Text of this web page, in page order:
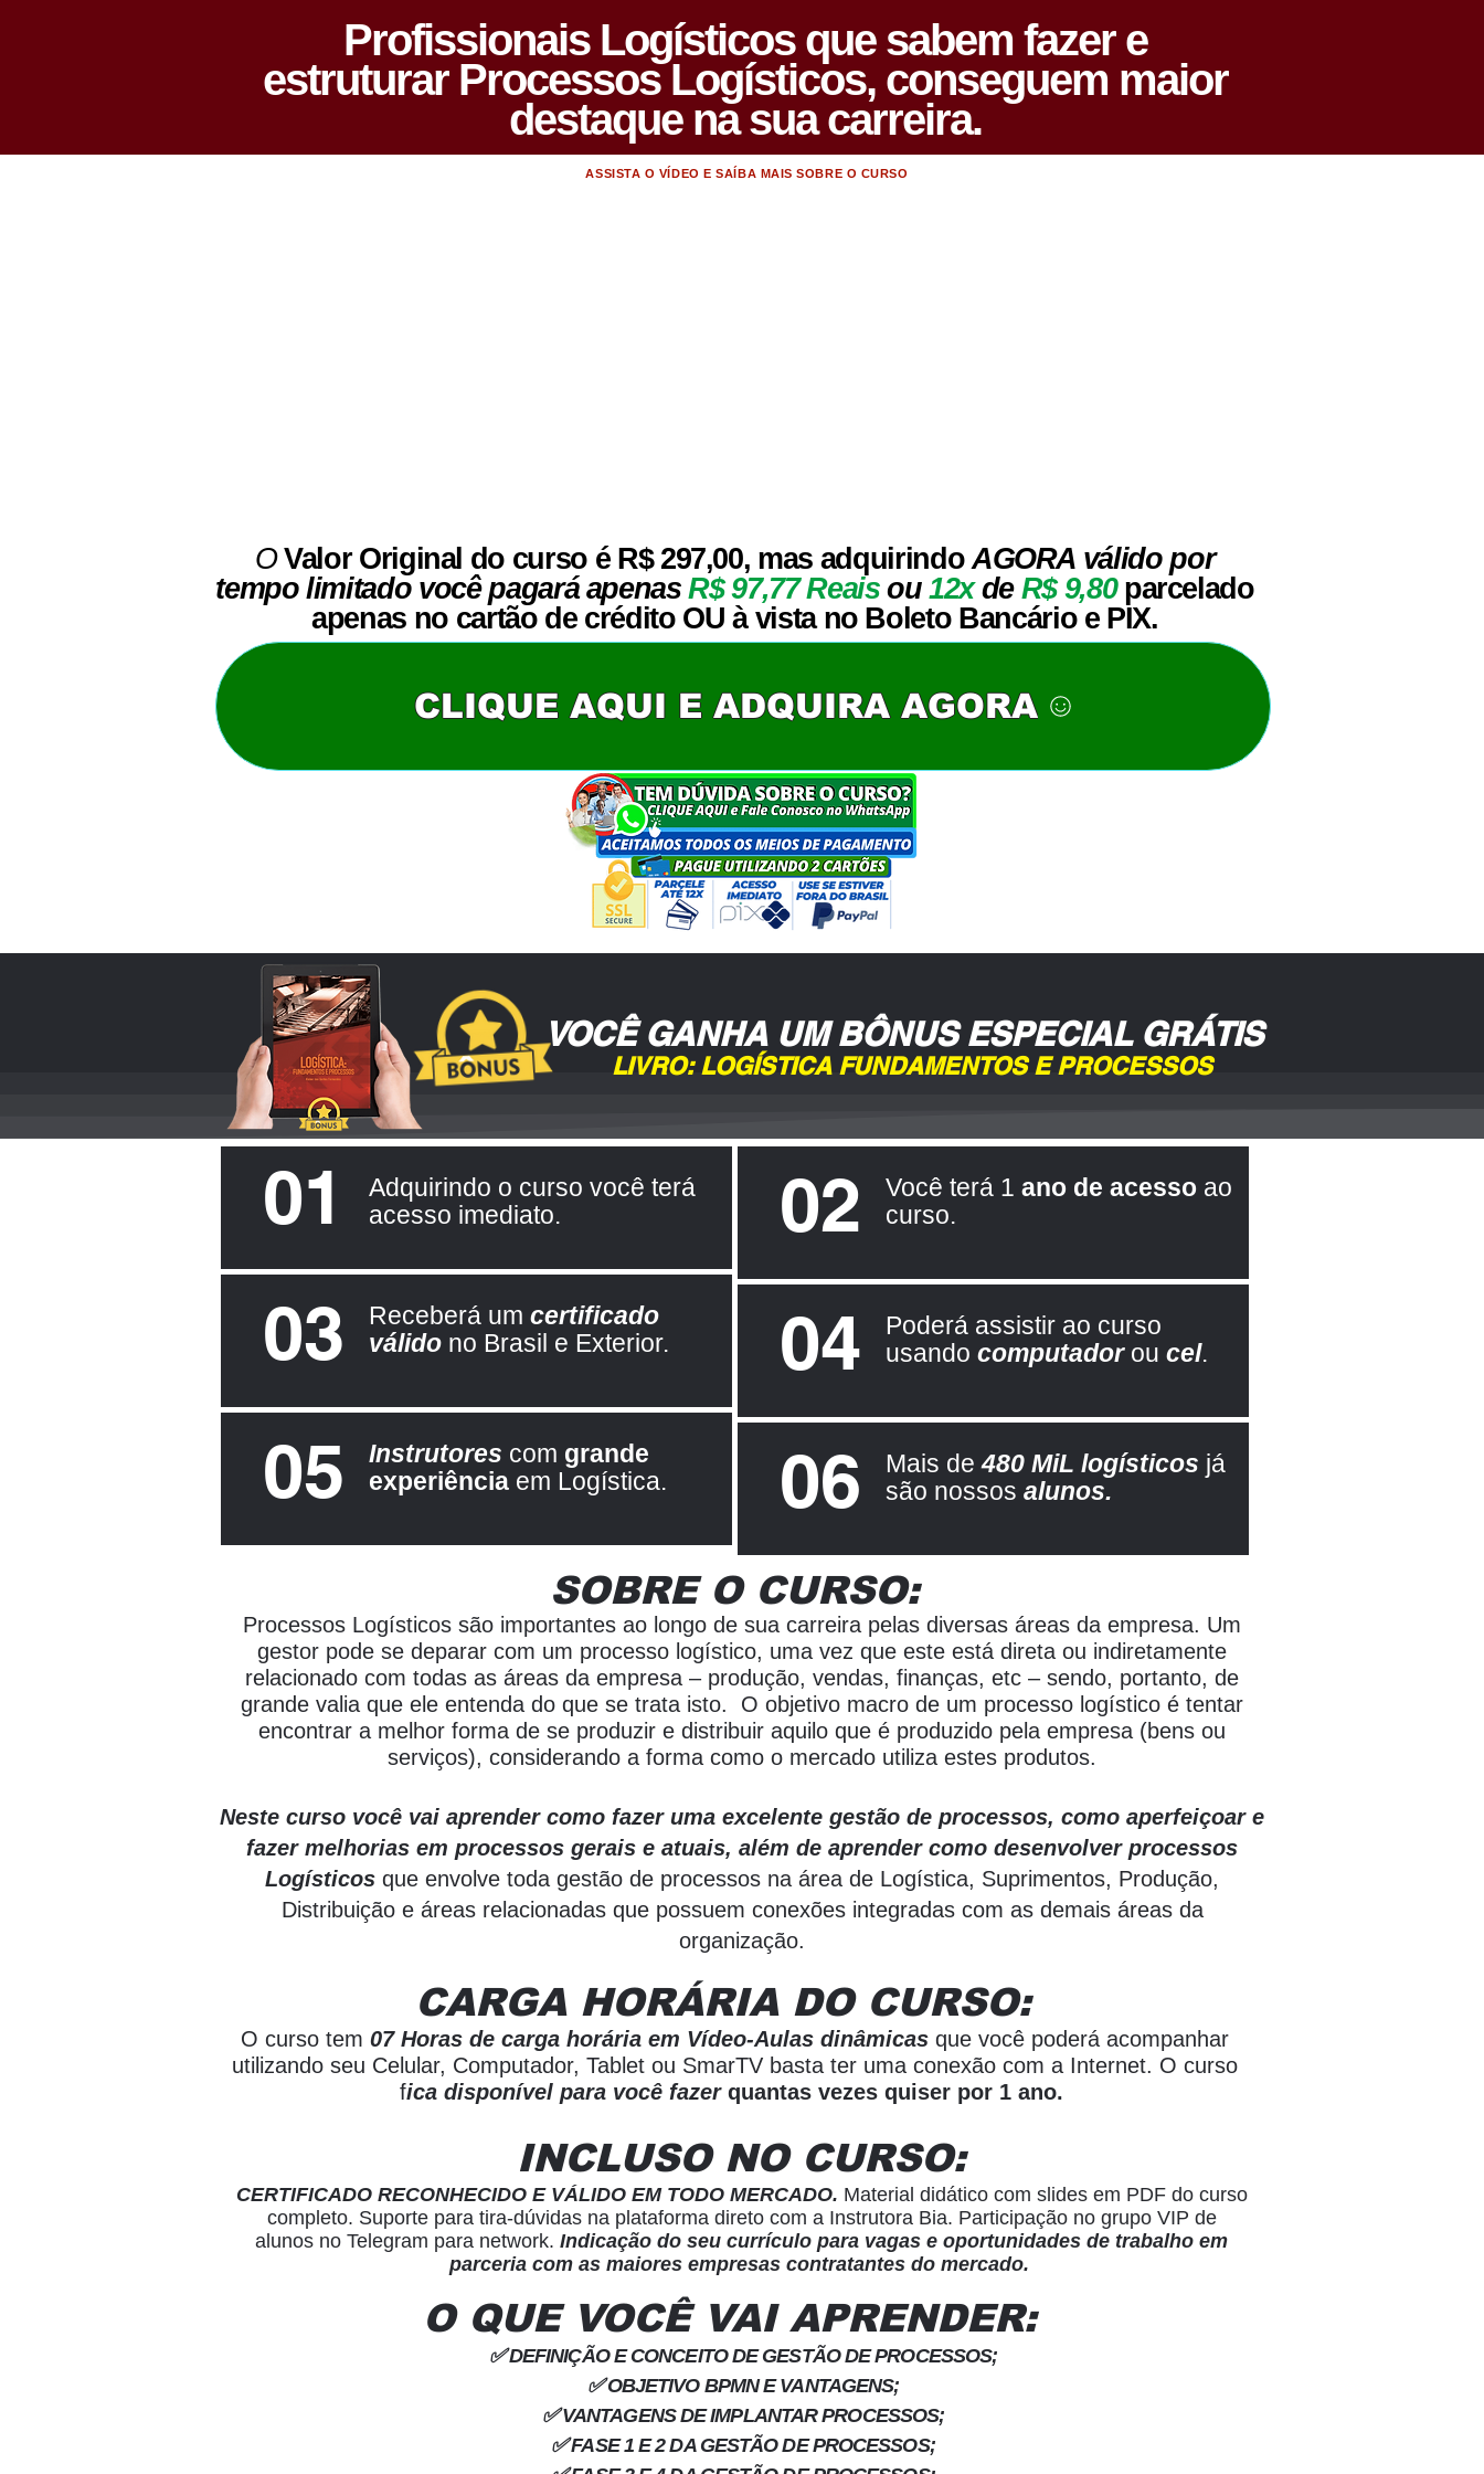
Profissionais Logísticos que sabem fazer e
estruturar Processos Logísticos, conseguem maior
destaque na sua carreira.
ASSISTA O VÍDEO E SAÍBA MAIS SOBRE O CURSO
OValor Original do curso é R$ 297,00, mas adquirindoAGORA válido por
tempo limitado você pagará apenasR$ 97,77 Reaisou12xdeR$ 9,80 parcelado
apenas no cartão de crédito OU à vista no Boleto Bancário e PIX.
CLIQUE AQUI E ADQUIRA AGORA
VOCÊ GANHA UM BÔNUS ESPECIAL GRÁTIS
LIVRO: LOGÍSTICA FUNDAMENTOS E PROCESSOS
01
Adquirindo o curso você terá
acesso imediato.
03 Receberá um certificado
válidono Brasil e Exterior.
05 Instrutores com grande
experiênciaem Logística.
02 Você terá 1 ano de acessoao
curso.
04
Poderá assistir ao curso
usando computadorou cel.
06 Mais de480 MiL logísticos já
são nossos alunos.
SOBRE O CURSO:
Processos Logísticos são importantes ao longo de sua carreira pelas diversas áreas da empresa. Um
gestor pode se deparar com um processo logístico, uma vez que este está direta ou indiretamente
relacionado com todas as áreas da empresa – produção, vendas, finanças, etc – sendo, portanto, de
grande valia que ele entenda do que se trata isto. O objetivo macro de um processo logístico é tentar
encontrar a melhor forma de se produzir e distribuir aquilo que é produzido pela empresa (bens ou
serviços), considerando a forma como o mercado utiliza estes produtos.
Neste curso você vai aprender como fazer uma excelente gestão de processos, como aperfeiçoar e
fazer melhorias em processos gerais e atuais, além de aprender como desenvolver processos
Logísticos que envolve toda gestão de processos na área de Logística, Suprimentos, Produção,
Distribuição e áreas relacionadas que possuem conexões integradas com as demais áreas da
organização.
CARGA HORÁRIA DO CURSO:
O curso tem 07 Horas de carga horária em Vídeo-Aulas dinâmicasque você poderá acompanhar
utilizando seu Celular, Computador, Tablet ou SmarTV basta ter uma conexão com a Internet. O curso
fica disponível para você fazer quantas vezes quiser por 1 ano.
INCLUSO NO CURSO:
CERTIFICADO RECONHECIDO E VÁLIDO EM TODO MERCADO. Material didático com slides em PDF do curso
completo. Suporte para tira-dúvidas na plataforma direto com a Instrutora Bia. Participação no grupo VIP de
alunos no Telegram para network. Indicação do seu currículo para vagas e oportunidades de trabalho em
parceria com as maiores empresas contratantes do mercado.
O QUE VOCÊ VAI APRENDER:
✅ DEFINIÇÃO E CONCEITO DE GESTÃO DE PROCESSOS;
✅ OBJETIVO BPMN E VANTAGENS;
✅ VANTAGENS DE IMPLANTAR PROCESSOS;
✅ FASE 1 E 2 DA GESTÃO DE PROCESSOS;